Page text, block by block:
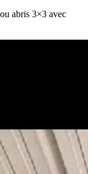
abris 3×3 avec